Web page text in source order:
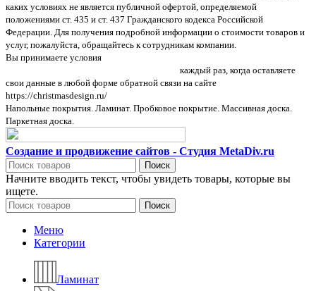
каких условиях не является публичной офертой, определяемой
положениями ст. 435 и ст. 437 Гражданского кодекса Российской
Федерации. Для получения подробной информации о стоимости товаров и
услуг, пожалуйста, обращайтесь к сотрудникам компании.
Вы принимаете условия
каждый раз, когда оставляете
свои данные в любой форме обратной связи на сайте
https://christmasdesign.ru/
Напольные покрытия. Ламинат. Пробковое покрытие. Массивная доска.
Паркетная доска.
Создание и продвижение сайтов - Студия MetaDiv.ru
Поиск
Начните вводить текст, чтобы увидеть товары, которые вы
ищете.
Поиск
Меню
Категории
Ламинат